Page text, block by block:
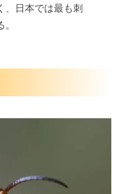
、日本では最も刺